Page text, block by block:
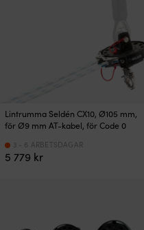
Lintrumma Seldén CX10, Ø105 mm,
för Ø9 mm AT-kabel, för Code 0
5 779 kr
3 - 6 ARBETSDAGAR